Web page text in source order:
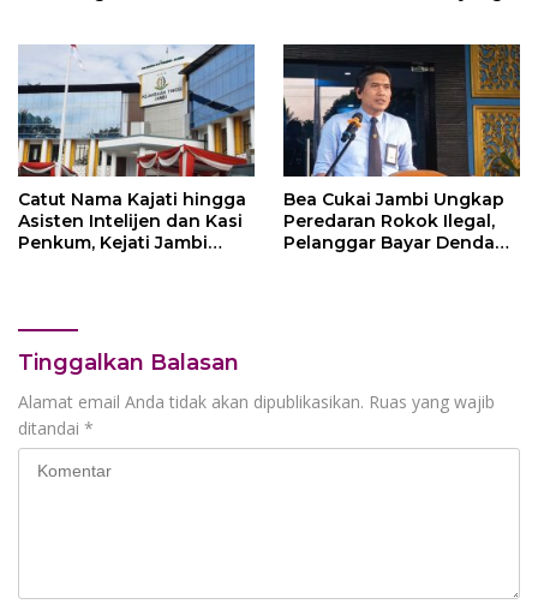
Catut Nama Kajati hingga
Asisten Intelijen dan Kasi
Penkum, Kejati Jambi
Bea Cukai Jambi Ungkap
Peredaran Rokok Ilegal,
Pelanggar Bayar Denda
Tinggalkan Balasan
Alamat email Anda tidak akan dipublikasikan. Ruas yang wajib
ditandai *